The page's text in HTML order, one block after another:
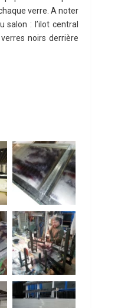
verre. A noter
salon : l’ilot central
noirs derrière